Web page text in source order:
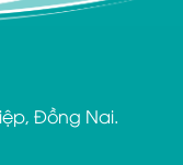
Ái Nghĩa;
đề ra các
và quyết tâm
Nghĩa. Văn
Đồng Nai.